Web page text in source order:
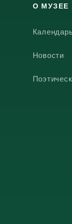
О МУЗЕЕ
Новости